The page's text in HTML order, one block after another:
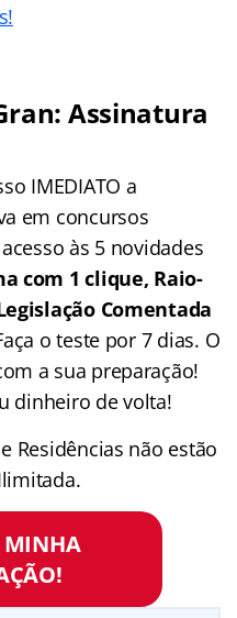
Assinatura
IMEDIATO a
em concursos
às 5 novidades
com 1 clique, Raio-
Comentada
o teste por 7 dias. O
a sua preparação!
dinheiro de volta!
Residências não estão
MINHA